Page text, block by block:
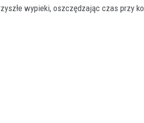
wypieki, oszczędzając czas przy